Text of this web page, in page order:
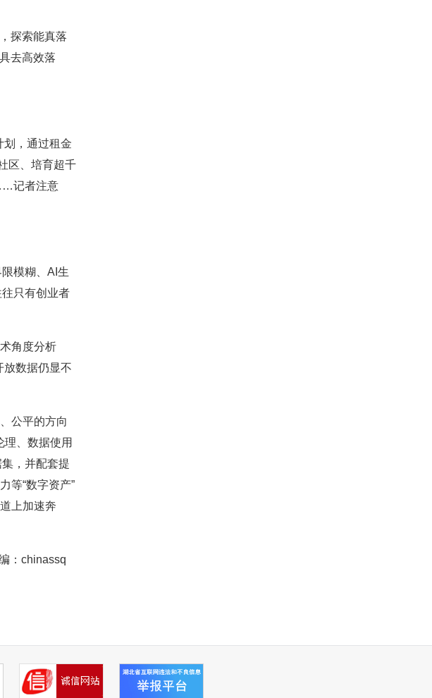
探索能真落
去高效落
，通过租金
区、培育超千
记者注意
模糊、AI生
只有创业者
角度分析
放数据仍显不
公平的方向
理、数据使用
，并配套提
等“数字资产”
上加速奔
：chinassq